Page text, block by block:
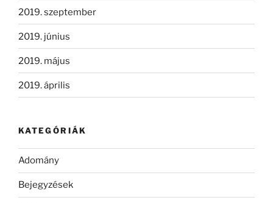
2019. szeptember
2019. június
2019. május
2019. április
KATEGÓRIÁK
Adomány
Bejegyzések